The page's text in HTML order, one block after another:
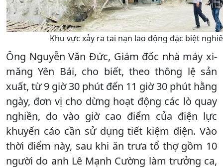
Khu vực xảy ra tai nạn lao động đặc biệt
Ông Nguyễn Văn Đức, Giám đốc nhà máy xi-
măng Yên Bái, cho biết, theo thông lệ sản
xuất, từ 9 giờ 30 phút đến 11 giờ 30 phút hằng
ngày, đơn vị cho dừng hoạt động các lò quay
nghiền, do vào giờ cao điểm của điện lực
khuyến cáo cần sử dụng tiết kiệm điện. Vào
thời điểm này, sau khi ăn trưa tổ thợ gồm 10
người do anh Lê Mạnh Cường làm trưởng ca,